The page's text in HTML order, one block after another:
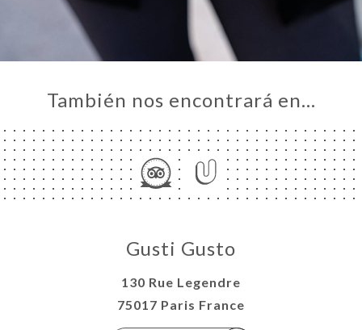
También nos encontrará en…
Gusti Gusto
130 Rue Legendre
75017 Paris France